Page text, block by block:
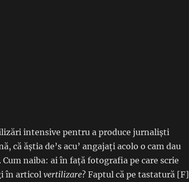
intensive pentru a produce jurnaliști
că ăștia de’s acu’ angajați acolo o cam dau
naiba: ai în față fotografia pe care scrie
în articolvertilizare? Faptul că pe tastatură [F]